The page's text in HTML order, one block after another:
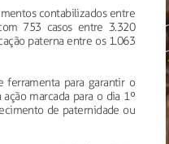
contabilizados entre
753 casos entre 3.320
paterna entre os 1.063
ferramenta para garantir o
marcada para o dia 1º
de paternidade ou